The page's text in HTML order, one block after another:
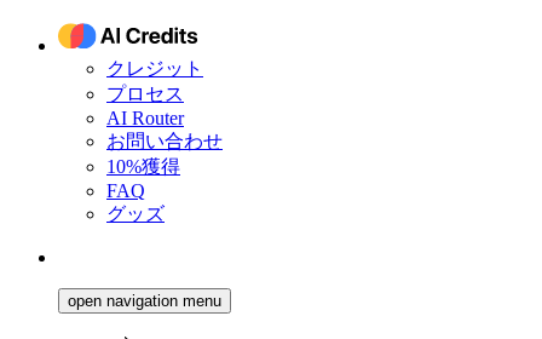
クレジット
プロセス
AI Router
お問い合わせ
10%獲得
FAQ
グッズ
open navigation menu